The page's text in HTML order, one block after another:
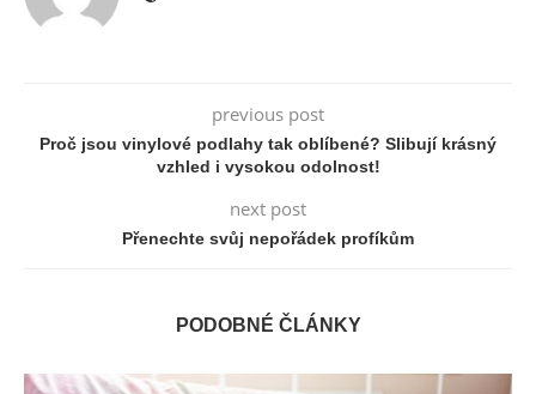
previous post
Proč jsou vinylové podlahy tak oblíbené? Slibují krásný
vzhled i vysokou odolnost!
next post
Přenechte svůj nepořádek profíkům
PODOBNÉ ČLÁNKY